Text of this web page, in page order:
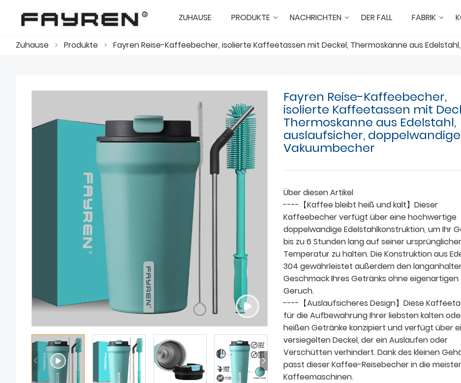
ZUHAUSE PRODUKTE NACHRICHTEN DER FALL FABRIK
Zuhause > Produkte > Fayren Reise-Kaffeebecher, isolierte Kaffeetassen mit Deckel, Thermoskanne aus
Fayren Reise-Kaffeebecher,
isolierte Kaffeetassen mit
Thermoskanne aus Edelstahl,
auslaufsicher,
Vakuumbecher
Über diesen Artikel
----【Kaffee bleibt heiß und kalt】Dieser
Kaffeebecher verfügt über eine hochwertige
doppelwandige Edelstahlkonstruktion, um Ihr
bis zu 6 Stunden lang auf seiner
Temperatur zu halten. Die Konstruktion aus
304 gewährleistet außerdem den
Geschmack Ihres Getränks ohne eigenartigen
Geruch.
----【Auslaufsicheres Design】Diese
für die Aufbewahrung Ihrer liebsten kalten
heißen Getränke konzipiert und verfügt über
versiegelten Deckel, der ein Auslaufen oder
Verschütten verhindert. Dank des kleinen
passt dieser Kaffee-Reisebecher in die
Kaffeemaschinen.